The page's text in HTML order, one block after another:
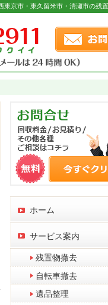
ホーム
サービス案内
残置物撤去
自転車撤去
遺品整理